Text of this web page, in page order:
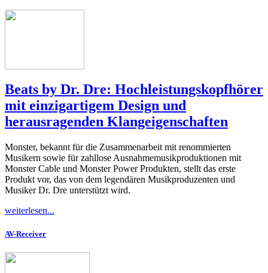
Beats by Dr. Dre: Hochleistungskopfhörer
mit einzigartigem Design und
herausragenden Klangeigenschaften
Monster, bekannt für die Zusammenarbeit mit renommierten
Musikern sowie für zahllose Ausnahmemusikproduktionen mit
Monster Cable und Monster Power Produkten, stellt das erste
Produkt vor, das von dem legendären Musikproduzenten und
Musiker Dr. Dre unterstützt wird.
weiterlesen...
AV-Receiver